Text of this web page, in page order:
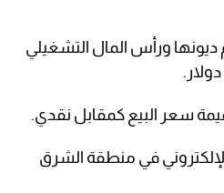
ورأس المال التشغيلي
سعر البيع كمقابل نقدي.
منصة للتسوق الإلكتروني في منطقة الشرق